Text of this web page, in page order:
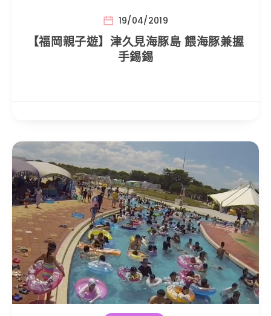
19/04/2019
【福岡親子遊】津久見海豚島 餵海豚兼握
手錫錫